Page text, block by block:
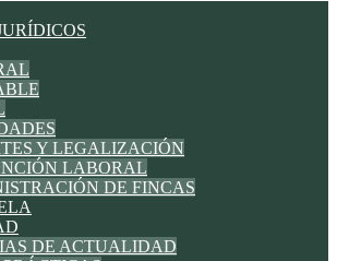
Y LEGALIZACIÓN
LABORAL
DE FINCAS
DE ACTUALIDAD